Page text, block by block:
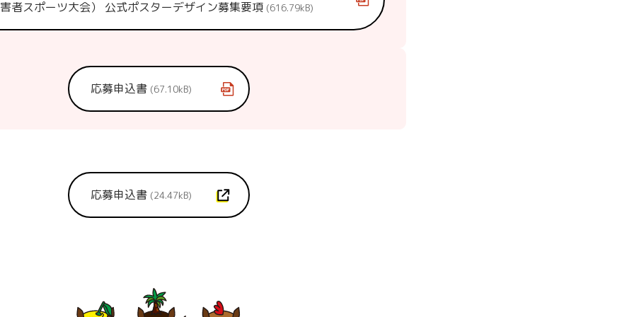
者スポーツ大会） 公式ポスターデザイン募集要項 616.79kB
応募申込書 67.10kB
応募申込書 24.47kB